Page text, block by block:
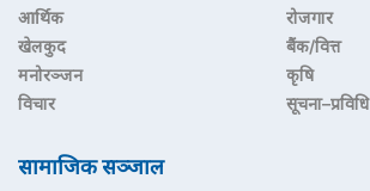
आर्थिक
खेलकुद
मनोरञ्जन
विचार
रोजगार
बैंक/वित्त
कृषि
सूचना–प्रविधि
सामाजिक सञ्जाल